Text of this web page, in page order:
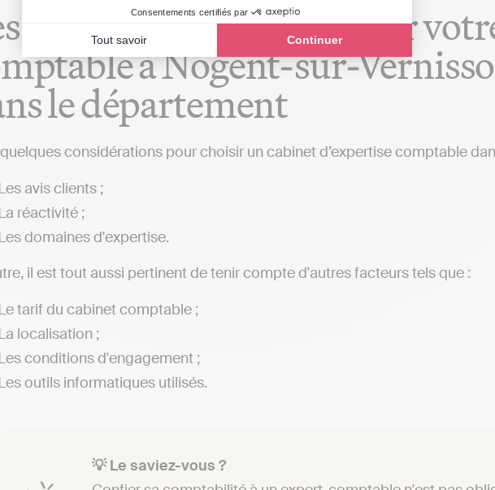
Consentements certifiés par
Tout savoir Continuer
critères de sélection pour
à Nogent-sur-
le département
considérations pour choisir un cabinet d’expertise comptable
avis clients ;
réactivité ;
domaines d'expertise.
il est tout aussi pertinent de tenir compte d'autres facteurs tels que :
tarif du cabinet comptable ;
localisation ;
conditions d'engagement ;
outils informatiques utilisés.
💡 Le saviez-vous ?